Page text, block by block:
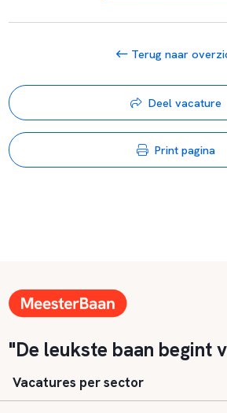
Terug naar
Deel vacature
Print pagina
"De leukste baan begint
Vacatures per sector